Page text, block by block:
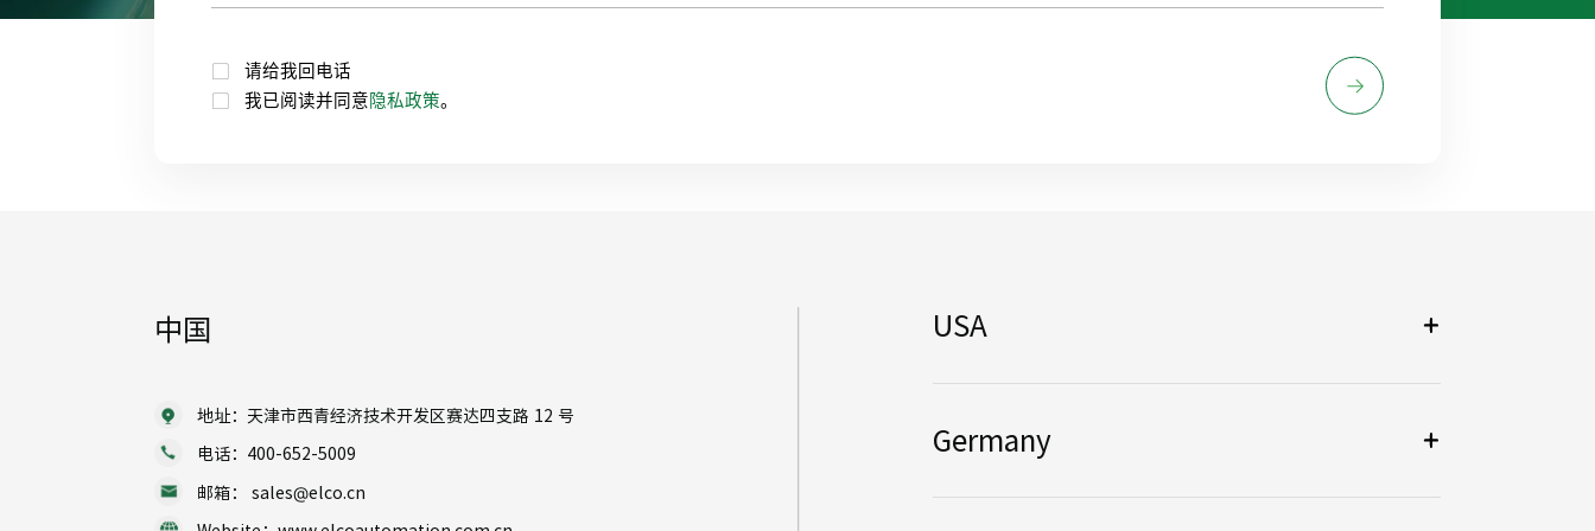
请给我回电话
我已阅读并同意隐私政策。
中国
地址：天津市西青经济技术开发区赛达四支路 12 号
电话：400-652-5009
邮箱： sales@elco.cn
USA
Germany